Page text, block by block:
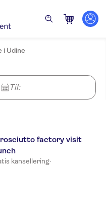
i Udine
Til:
factory visit
kansellering·